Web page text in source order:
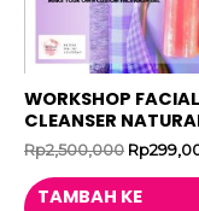
WORKSHOP
CLEANSER
Rp2,500,000 Harga
adalah:
Rp
TAMBAH KE